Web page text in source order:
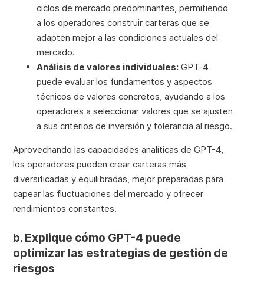
ciclos de mercado predominantes, permitiendo
a los operadores construir carteras que se
adapten mejor a las condiciones actuales del
mercado.
Análisis de valores individuales: GPT-4
puede evaluar los fundamentos y aspectos
técnicos de valores concretos, ayudando a los
operadores a seleccionar valores que se ajusten
a sus criterios de inversión y tolerancia al riesgo.
Aprovechando las capacidades analíticas de GPT-4,
los operadores pueden crear carteras más
diversificadas y equilibradas, mejor preparadas para
capear las fluctuaciones del mercado y ofrecer
rendimientos constantes.
b. Explique cómo GPT-4 puede
optimizar las estrategias de gestión de
riesgos